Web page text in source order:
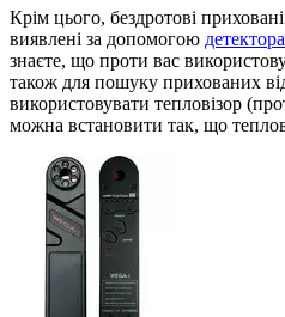
Крім цього, бездротові
виявлені за допомогою
знаєте, що проти вас
також для пошуку прихованих
використовувати тепловізор
можна встановити так, що